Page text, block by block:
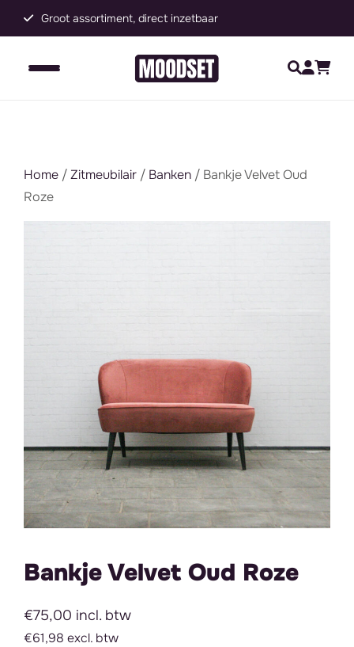
Groot assortiment, direct inzetbaar
Home /Zitmeubilair / Banken / Bankje Velvet Oud
Roze
Bankje Velvet Oud Roze
€75,00 incl. btw
€61,98 excl. btw